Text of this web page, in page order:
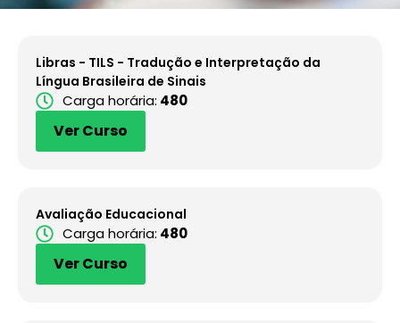
Libras - TILS - Tradução e Interpretação da
Língua Brasileira de Sinais
Carga horária: 480
Ver Curso
Avaliação Educacional
Carga horária: 480
Ver Curso